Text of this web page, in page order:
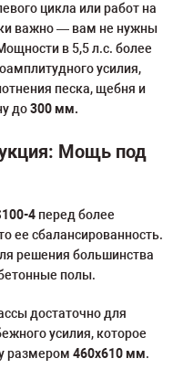
цикла или работ на
важно — вам не нужны
в 5,5 л.с. более
усилия,
песка, щебня и
до300 мм.
Мощь под
4 перед более
ее сбалансированность.
решения большинства
полы.
достаточно для
усилия, которое
размером 460x610 мм.